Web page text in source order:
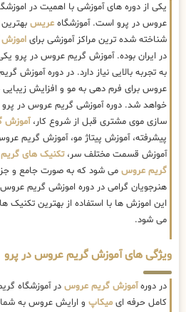
یکی از دوره های آموزشی با اهمیت در
عروس در پرو است. آموزشگاه عریس
شناخته شده ترین مراکز آموزشی برای
در ایران بوده. آموزش گریم عروس در پرو
به تجربه بالایی نیاز دارد. در دوره آموزش
عروس برای فرم دهی به مو و افزایش
خواهد شد. دوره آموزشی گریم عروس در پرو
سازی موی مشتری قبل از شروع کار،آموزش
پیشرفته، آموزش پیتاژ مو، آموزش گریم
آموزش قسمت مختلف سر،تکنیک های
گریم عروس می شود که به صورت جامع و
هنرجویان گرامی در دوره اموزشی گریم
این اموزش ها با استفاده از بهترین تکنیک
می شود.
ویژگی های آموزش گریم عروس در پرو
در دورهآموزش گریم عروس در آموزشگاه
کامل حرفه ای میکاپ و ارایش عروس به